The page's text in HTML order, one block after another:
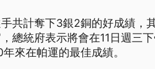
共計奪下3銀2銅的好成績，
總統府表示將會在11日週三
來在帕運的最佳成績。